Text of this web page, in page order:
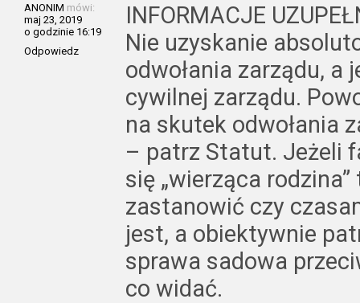
ANONIM mówi:
maj 23, 2019
o godzinie 16:19
Odpowiedz
INFORMACJE
Nie uzyskanie
odwołania zarządu, a
cywilnej zarządu.
na skutek odwołania
– patrz Statut. Jeżeli
się „wierząca
zastanowić czy
jest, a obiektywnie
sprawa sadowa
co widać.